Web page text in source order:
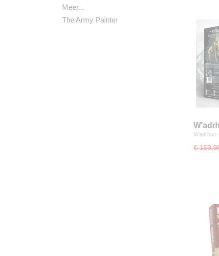
Meer...
The Army Painter
W'adrhun:
€